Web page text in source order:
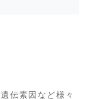
伝素因など様々